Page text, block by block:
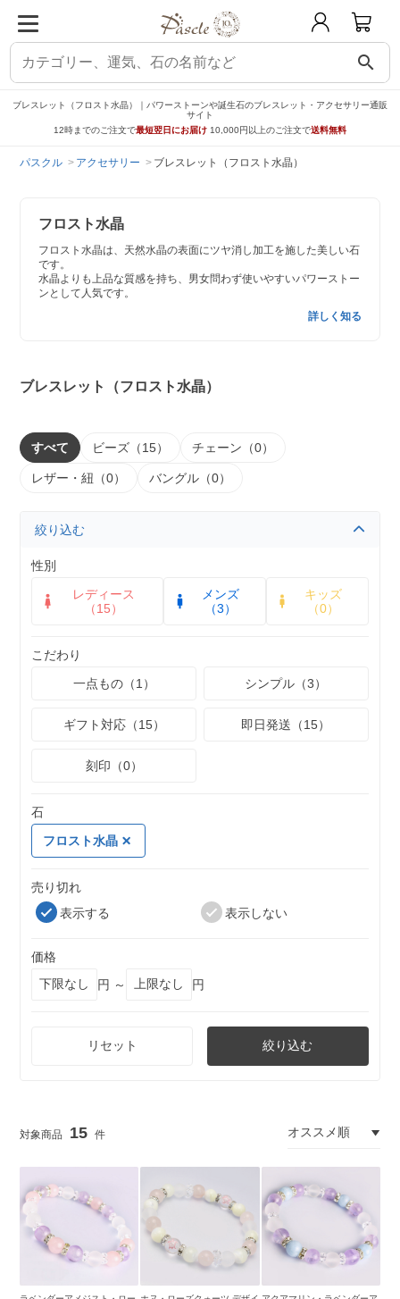
search
ブレスレット（フロスト水晶）｜パワーストーンや誕生石のブレスレット・アクセサリー通販
サイト
12時までのご注文で最短翌日にお届け 10,000円以上のご注文で送料無料
パスクル アクセサリー ブレスレット（フロスト水晶）
フロスト水晶
フロスト水晶は、天然水晶の表面にツヤ消し加工を施した美しい石
です。
水晶よりも上品な質感を持ち、男女問わず使いやすいパワーストー
ンとして人気です。
詳しく知る
ブレスレット（フロスト水晶）
すべて ビーズ（15） チェーン（0）
レザー・紐（0） バングル（0）
絞り込む
性別
レディース
（15）
メンズ
（3）
キッズ
（0）
こだわり
一点もの（1）
シンプル（3）
ギフト対応（15） 即日発送（15）
刻印（0）
石
フロスト水晶
売り切れ
表示する
表示しない
価格
円 ～
円
リセット 絞り込む
15